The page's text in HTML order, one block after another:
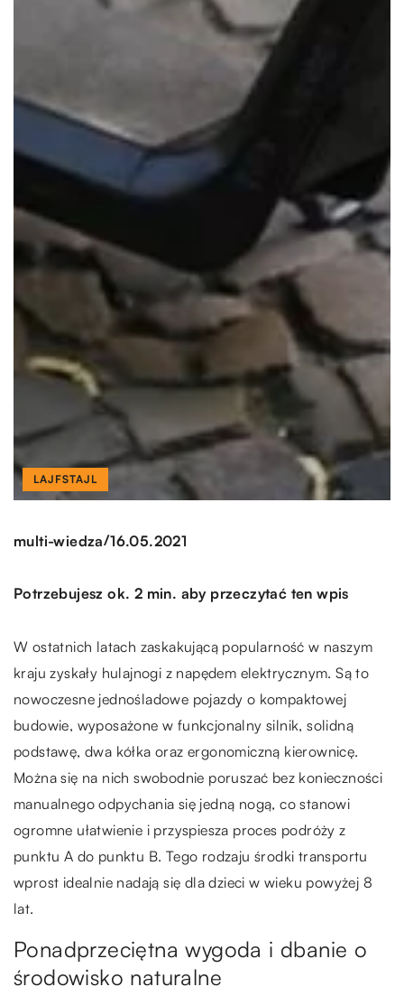
LAJFSTAJL
multi-wiedza/16.05.2021
Potrzebujesz ok. 2 min. aby przeczytać ten wpis
W ostatnich latach zaskakującą popularność w naszym
kraju zyskały hulajnogi z napędem elektrycznym. Są to
nowoczesne jednośladowe pojazdy o kompaktowej
budowie, wyposażone w funkcjonalny silnik, solidną
podstawę, dwa kółka oraz ergonomiczną kierownicę.
Można się na nich swobodnie poruszać bez konieczności
manualnego odpychania się jedną nogą, co stanowi
ogromne ułatwienie i przyspiesza proces podróży z
punktu A do punktu B. Tego rodzaju środki transportu
wprost idealnie nadają się dla dzieci w wieku powyżej 8
lat.
Ponadprzeciętna wygoda i dbanie o
środowisko naturalne